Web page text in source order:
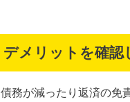
デメリットを確認
債務が減ったり返済の免